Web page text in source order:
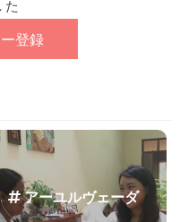
アーユルヴェーダ